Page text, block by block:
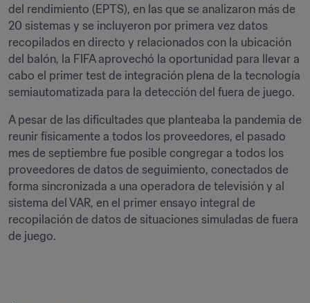
del rendimiento (EPTS), en las que se analizaron más de
20 sistemas y se incluyeron por primera vez datos
recopilados en directo y relacionados con la ubicación
del balón, la FIFA aprovechó la oportunidad para llevar a
cabo el primer test de integración plena de la tecnología
semiautomatizada para la detección del fuera de juego.
A pesar de las dificultades que planteaba la pandemia de
reunir físicamente a todos los proveedores, el pasado
mes de septiembre fue posible congregar a todos los
proveedores de datos de seguimiento, conectados de
forma sincronizada a una operadora de televisión y al
sistema del VAR, en el primer ensayo integral de
recopilación de datos de situaciones simuladas de fuera
de juego.